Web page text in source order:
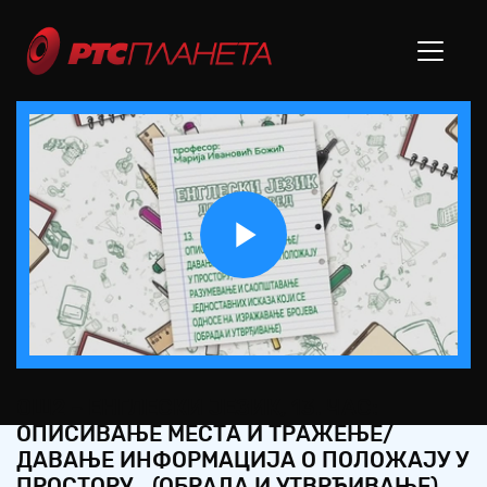
Play
Video
ОПИСИВАЊЕ МЕСТА И ТРАЖЕЊЕ/
ДАВАЊЕ ИНФОРМАЦИЈА О ПОЛОЖАЈУ У